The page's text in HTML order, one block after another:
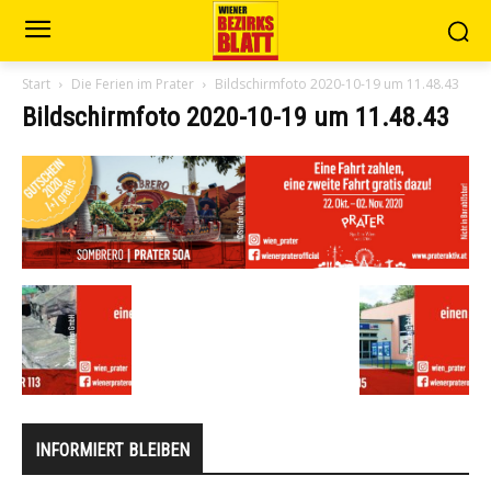
Start Die Ferien im Prater Bildschirmfoto 2020-10-19 um 11.48.43
Bildschirmfoto 2020-10-19 um 11.48.43
INFORMIERT BLEIBEN